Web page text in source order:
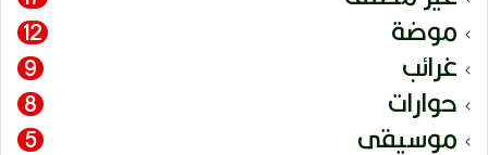
موضة 12
غرائب 9
حوارات 8
موسيقى 5